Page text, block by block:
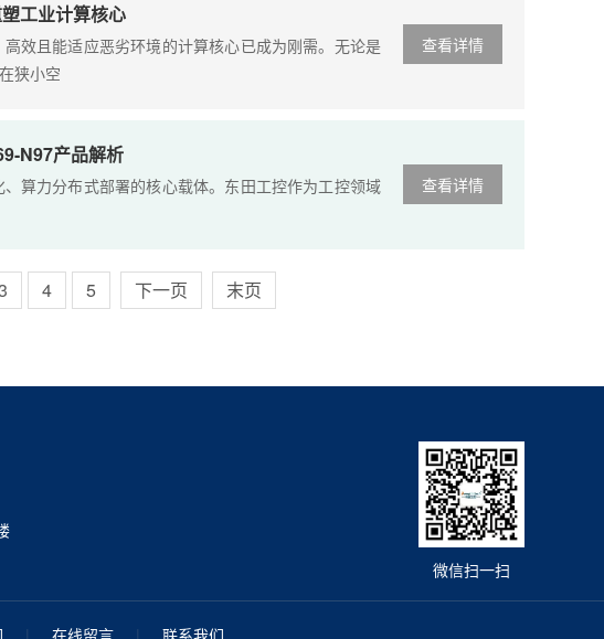
查看详情
工业计算核心
效且能适应恶劣环境的计算核心已成为刚需。无论是
狭小空
查看详情
N97产品解析
算力分布式部署的核心载体。东田工控作为工控领域
4 5 下一页 末页
微信扫一扫
| 在线留言 | 联系我们